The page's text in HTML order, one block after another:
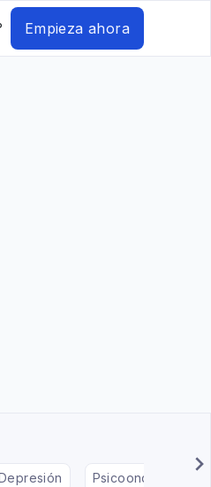
Empieza ahora
Psicooncología